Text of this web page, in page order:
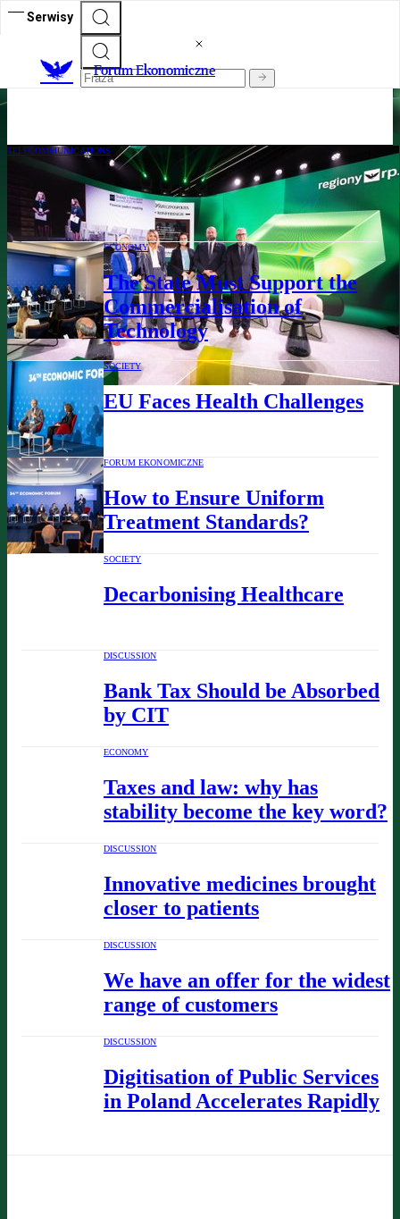
Serwisy
Forum Ekonomiczne
Forum Ekonomiczne
TELECOMMUNICATIONS
Strategic Telecommunications
Infrastructure
ECONOMY
The State Must Support the
Commercialisation of
Technology
SOCIETY
EU Faces Health Challenges
FORUM EKONOMICZNE
How to Ensure Uniform
Treatment Standards?
SOCIETY
Decarbonising Healthcare
DISCUSSION
Bank Tax Should be Absorbed
by CIT
ECONOMY
Taxes and law: why has
stability become the key word?
DISCUSSION
Innovative medicines brought
closer to patients
DISCUSSION
We have an offer for the widest
range of customers
DISCUSSION
Digitisation of Public Services
in Poland Accelerates Rapidly